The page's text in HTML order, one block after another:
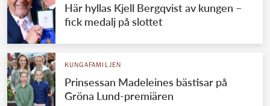
UTLÄNDSKT
VÄRLDENS KUNGAHUS
Svenska kungahuset
Brittiska kungahuset
REDAKTION
Här hyllas Kjell Bergqvist av kungen –
fick medalj på slottet
KUNGAFAMILJEN
Prinsessan Madeleines bästisar på
Gröna Lund-premiären